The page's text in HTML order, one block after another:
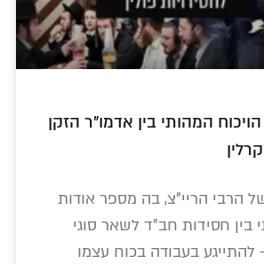
המהותי בין אדמו"ר הזקן
הרבי הריי"צ, בה מספר אודות
בין חסידות חב"ד לשאר סוגי
להתייגע בעבודה בכוח עצמו